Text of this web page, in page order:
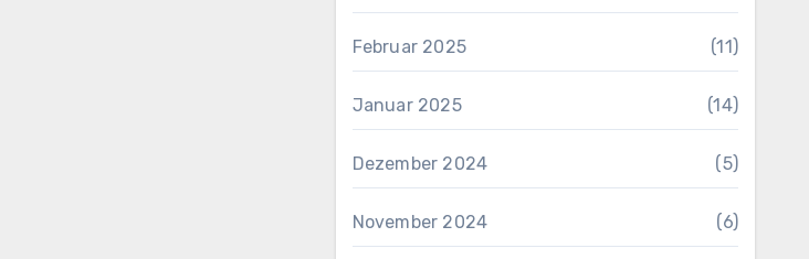
Februar 2025 (11)
Januar 2025 (14)
Dezember 2024 (5)
November 2024 (6)